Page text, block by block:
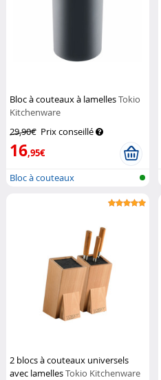
Bloc à couteaux à lamellesTokio
Kitchenware
29,90€ Prix conseillé
16,95€
Bloc à couteaux
2 blocs à couteaux universels
avec lamellesTokio Kitchenware